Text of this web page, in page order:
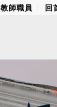
教師職員 回